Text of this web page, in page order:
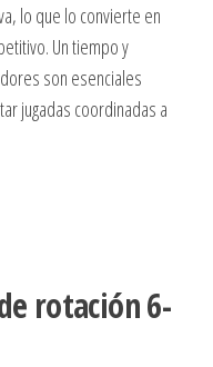
lo que lo convierte en
Un tiempo y
son esenciales
jugadas coordinadas a
rotación 6-